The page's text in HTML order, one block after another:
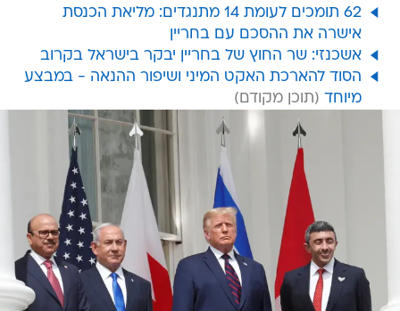
62 תומכים לעומת 14 מתנגדים: מליאת הכנסת
אישרה את ההסכם עם בחריין
אשכנזי: שר החוץ של בחריין יבקר בישראל בקרוב
הסוד להארכת האקט המיני ושיפור ההנאה - במבצע
מיוחד